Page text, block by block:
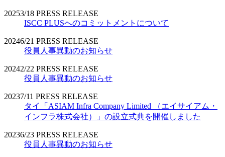
20253/18 PRESS RELEASE
ISCC PLUSへのコミットメントについて
20246/21 PRESS RELEASE
役員人事異動のお知らせ
20242/22 PRESS RELEASE
役員人事異動のお知らせ
20237/11 PRESS RELEASE
タイ「ASIAM Infra Company Limited （エイサイアム・
インフラ株式会社）」の設立式典を開催しました
20236/23 PRESS RELEASE
役員人事異動のお知らせ